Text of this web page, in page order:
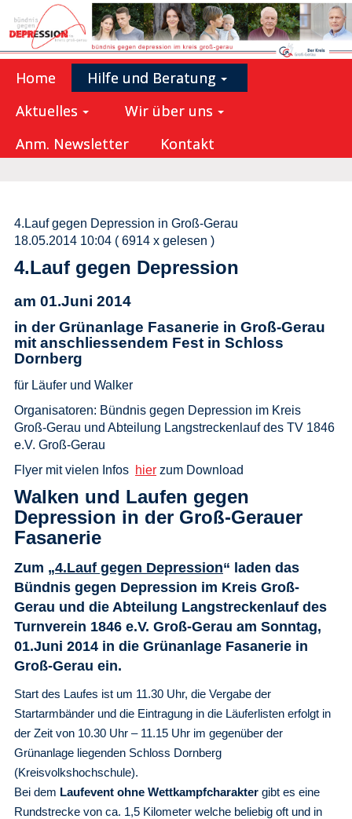
Home
Hilfe und Beratung
Aktuelles
Wir über uns
Anm. Newsletter
Kontakt
4.Lauf gegen Depression in Groß-Gerau
18.05.2014 10:04 ( 6914 x gelesen )
4.Lauf gegen Depression
am 01.Juni 2014
in der Grünanlage Fasanerie in Groß-Gerau
mit anschliessendem Fest in Schloss
Dornberg
für Läufer und Walker
Organisatoren: Bündnis gegen Depression im Kreis
Groß-Gerau und Abteilung Langstreckenlauf des TV 1846
e.V. Groß-Gerau
Flyer mit vielen Infos hier zum Download
Walken und Laufen gegen
Depression in der Groß-Gerauer
Fasanerie
Zum „4.Lauf gegen Depression“ laden das
Bündnis gegen Depression im Kreis Groß-
Gerau und die Abteilung Langstreckenlauf des
Turnverein 1846 e.V. Groß-Gerau am Sonntag,
01.Juni 2014 in die Grünanlage Fasanerie in
Groß-Gerau ein.
Start des Laufes ist um 11.30 Uhr, die Vergabe der
Startarmbänder und die Eintragung in die Läuferlisten erfolgt in
der Zeit von 10.30 Uhr – 11.15 Uhr im gegenüber der
Grünanlage liegenden Schloss Dornberg
(Kreisvolkshochschule).
Bei dem Laufevent ohne Wettkampfcharakter gibt es eine
Rundstrecke von ca. 1,5 Kilometer welche beliebig oft und in